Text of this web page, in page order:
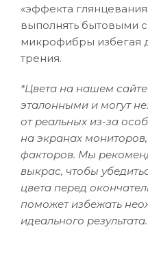
«эффекта
выполнять бытовыми
микрофибры избегая
трения.
*Цвета на нашем
эталонными и могут
от реальных из-за
на экранах
факторов. Мы
выкрас, чтобы
цвета перед
поможет избежать
идеального результата.